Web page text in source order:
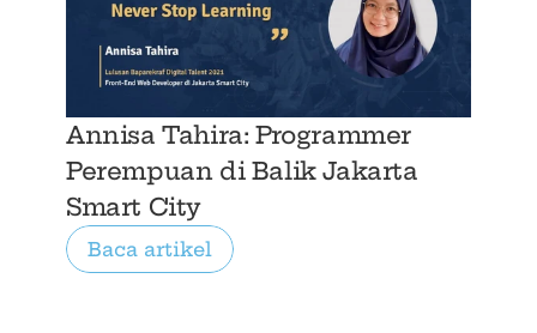
Annisa Tahira: Programmer
Perempuan di Balik Jakarta
Smart City
Baca artikel